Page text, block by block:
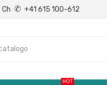
Ch ✆ +41 615 100-612
HOT